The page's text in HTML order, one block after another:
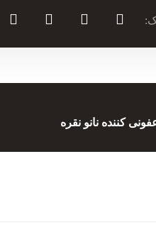
کننده نانو نقره